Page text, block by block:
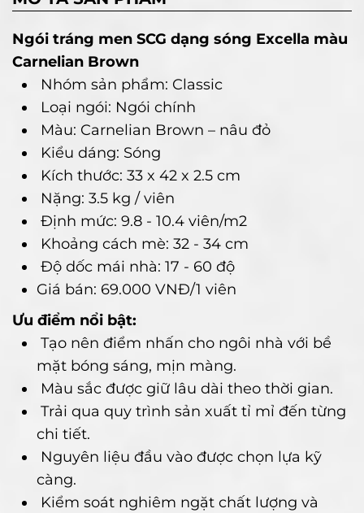
Ngói tráng men SCG dạng sóng Excella màu
Carnelian Brown
Nhóm sản phẩm: Classic
Loại ngói: Ngói chính
Màu: Carnelian Brown – nâu đỏ
Kiểu dáng: Sóng
Kích thước: 33 x 42 x 2.5 cm
Nặng: 3.5 kg / viên
Định mức: 9.8 - 10.4 viên/m2
Khoảng cách mè: 32 - 34 cm
Độ dốc mái nhà: 17 - 60 độ
Giá bán: 69.000 VNĐ/1 viên
Ưu điểm nổi bật:
Tạo nên điểm nhấn cho ngôi nhà với bề
mặt bóng sáng, mịn màng.
Màu sắc được giữ lâu dài theo thời gian.
Trải qua quy trình sản xuất tỉ mỉ đến từng
chi tiết.
Nguyên liệu đầu vào được chọn lựa kỹ
càng.
Kiểm soát nghiêm ngặt chất lượng và